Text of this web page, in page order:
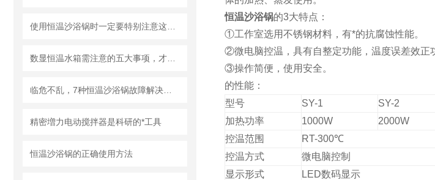
精密増力电动搅拌器是科研的*工具
恒温沙浴锅的正确使用方法
恒温沙浴锅的3大特点 ：
①工作室选用不锈钢材料，有*的抗腐蚀性能。
②微电脑控温，具有自整定功能，温度误差效正
③操作简便，使用安全。
的性能：
型号
SY-1
SY-2
加热功率
1000W
2000W
控温范围
RT-300℃
控温方式
微电脑控制
显示形式
LED数码显示